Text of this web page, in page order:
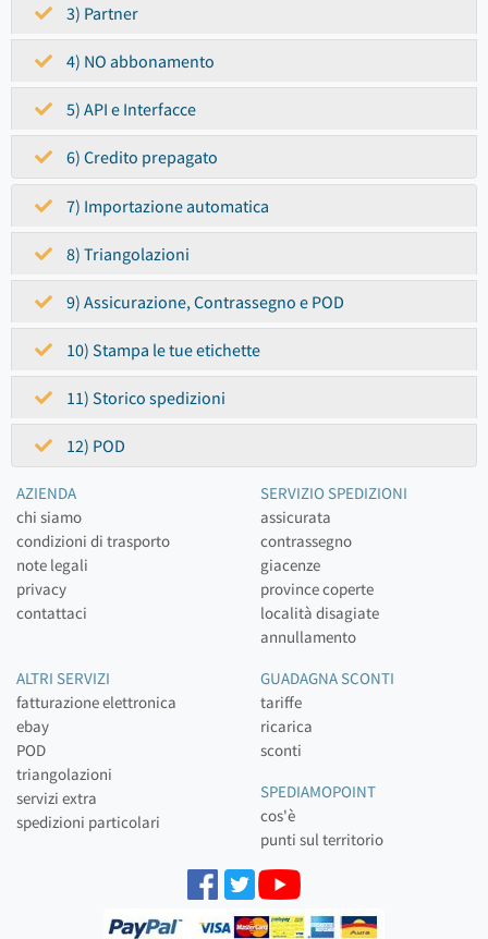
3) Partner
4) NO abbonamento
5) API e Interfacce
6) Credito prepagato
7) Importazione automatica
8) Triangolazioni
9) Assicurazione, Contrassegno e POD
10) Stampa le tue etichette
11) Storico spedizioni
12) POD
AZIENDA
chi siamo
condizioni di trasporto
note legali
privacy
contattaci
SERVIZIO SPEDIZIONI
assicurata
contrassegno
giacenze
province coperte
località disagiate
annullamento
ALTRI SERVIZI
fatturazione elettronica
ebay
POD
triangolazioni
servizi extra
spedizioni particolari
GUADAGNA SCONTI
tariffe
ricarica
sconti
SPEDIAMOPOINT
cos'è
punti sul territorio